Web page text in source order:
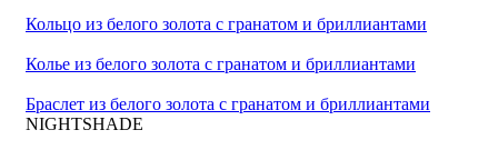
Кольцо из белого золота с гранатом и бриллиантами
Колье из белого золота с гранатом и бриллиантами
Браслет из белого золота с гранатом и бриллиантами
NIGHTSHADE